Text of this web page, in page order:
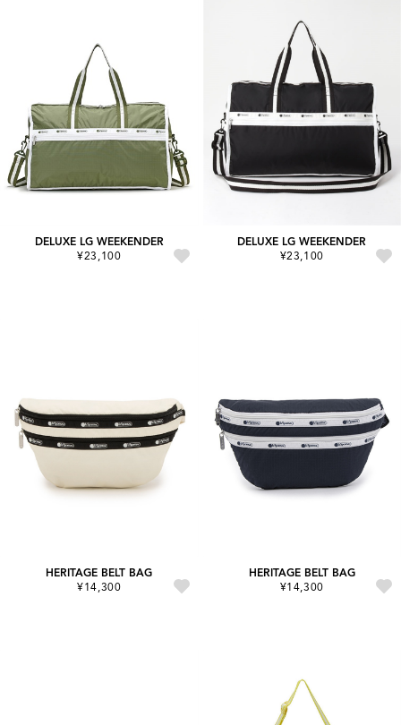
DELUXE LG WEEKENDER
¥23,100
DELUXE LG WEEKENDER
¥23,100
HERITAGE BELT BAG
¥14,300
HERITAGE BELT BAG
¥14,300